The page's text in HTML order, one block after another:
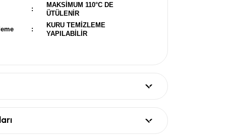
:
MAKSİMUM 110°C DE
ÜTÜLENİR
:
KURU TEMİZLEME
YAPILABİLİR